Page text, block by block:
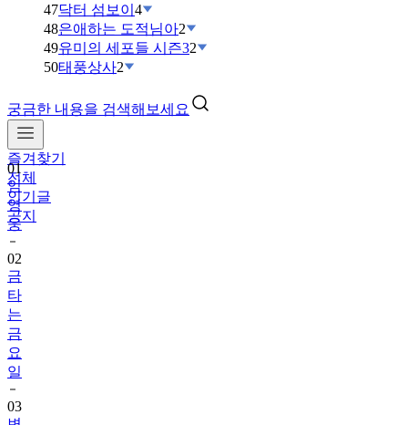
47닥터 섬보이 4
48은애하는 도적님아2
49유미의 세포들 시즌32
50태풍상사2
궁금한 내용을 검색해보세요
즐겨찾기
전체
인기글
공지
01
임
영
웅
02
금
타
는
금
요
일
03